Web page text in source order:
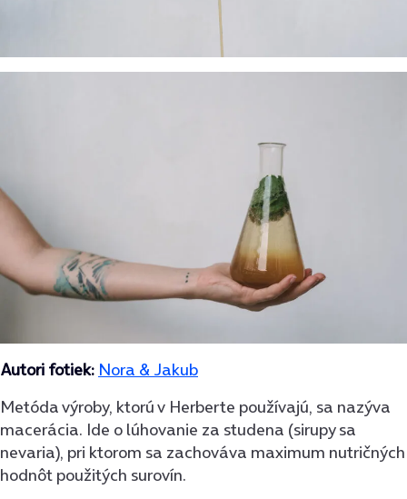
Autori fotiek: Nora & Jakub
Metóda výroby, ktorú v Herberte používajú, sa nazýva
macerácia. Ide o lúhovanie za studena (sirupy sa
nevaria), pri ktorom sa zachováva maximum nutričných
hodnôt použitých surovín.